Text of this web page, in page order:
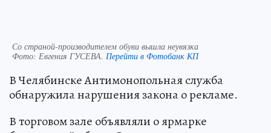
Со страной-производителем обуви вышла неувязка
Фото: Евгения ГУСЕВА. Перейти в Фотобанк КП
В Челябинске Антимонопольная служба
обнаружила нарушения закона о рекламе.
В торговом зале объявляли о ярмарке